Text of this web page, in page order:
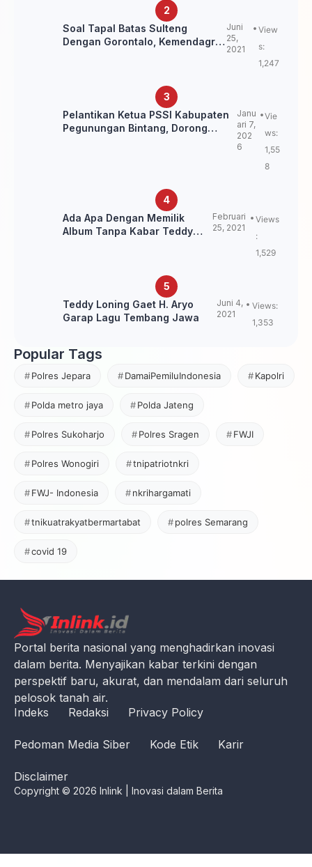
Soal Tapal Batas Sulteng
Dengan Gorontalo, Kemendagri:
Juni
25,
2021
View
s:
1,247
Pelantikan Ketua PSSI Kabupaten
Pegunungan Bintang, Dorong
Janu
ari 7,
202
6
Vie
ws:
1,55
8
Ada Apa Dengan Memilik
Album Tanpa Kabar Teddy
Februari
25, 2021
Views
:
1,529
Teddy Loning Gaet H. Aryo
Garap Lagu Tembang Jawa
Juni 4,
2021
Views:
1,353
Popular Tags
Polres Jepara DamaiPemiluIndonesia Kapolri
Polda metro jaya Polda Jateng
Polres Sukoharjo Polres Sragen FWJI
Polres Wonogiri tnipatriotnkri
FWJ- Indonesia nkrihargamati
tnikuatrakyatbermartabat polres Semarang
covid 19
Portal berita nasional yang menghadirkan inovasi
dalam berita. Menyajikan kabar terkini dengan
perspektif baru, akurat, dan mendalam dari seluruh
pelosok tanah air.
Indeks
Redaksi Privacy Policy
Pedoman Media Siber Kode Etik Karir
Disclaimer
Copyright © 2026 Inlink | Inovasi dalam Berita